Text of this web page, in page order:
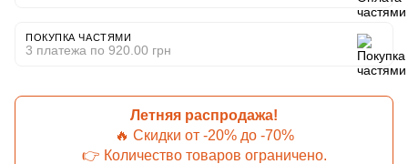
ПОКУПКА ЧАСТЯМИ
3 платежа по 920.00 грн
Летняя распродажа!
🔥 Скидки от -20% до -70%
👉 Количество товаров ограничено.